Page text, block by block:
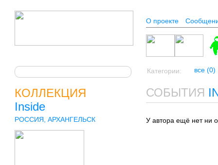
О проекте
КОЛЛЕКЦИЯ
Inside
РОССИЯ, АРХАНГЕЛЬСК
Категории: все (0)
СОБЫТИЯ
У автора ещё нет ни